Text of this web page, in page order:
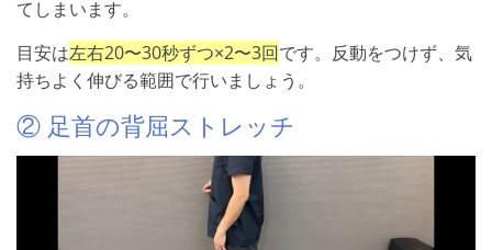
てしまいます。
目安は左右20〜30秒ずつ×2〜3回です。反動をつけず、気
持ちよく伸びる範囲で行いましょう。
② 足首の背屈ストレッチ